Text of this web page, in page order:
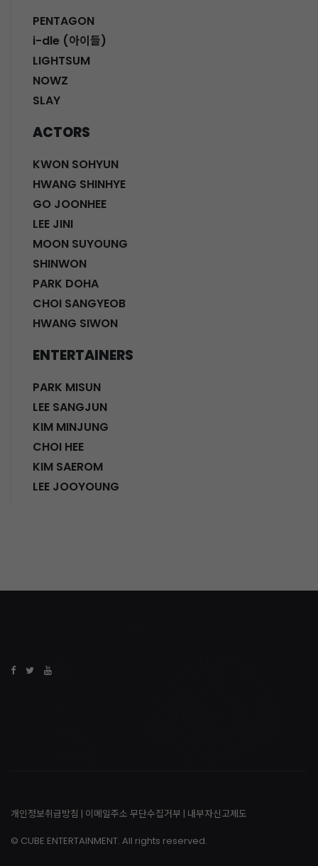
PENTAGON
i-dle (아이들)
LIGHTSUM
NOWZ
SLAY
ACTORS
KWON SOHYUN
HWANG SHINHYE
GO JOONHEE
LEE JINI
MOON SUYOUNG
SHINWON
PARK DOHA
CHOI SANGYEOB
HWANG SIWON
ENTERTAINERS
PARK MISUN
LEE SANGJUN
KIM MINJUNG
CHOI HEE
KIM SAEROM
LEE JOOYOUNG
개인정보취급방침 | 이메일주소 무단수집거부 | 내부자신고제도
© CUBE ENTERTAINMENT. All rights reserved.